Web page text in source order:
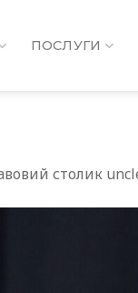
ПОСЛУГИ
столик